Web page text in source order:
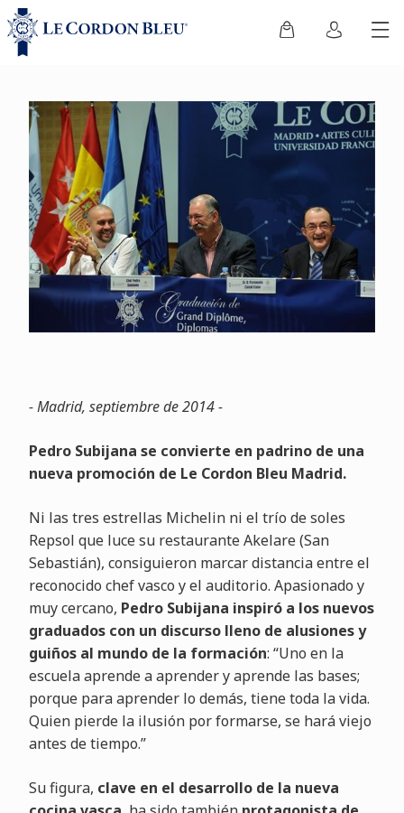
- Madrid, septiembre de 2014 -
Pedro Subijana se convierte en padrino de una
nueva promoción de Le Cordon Bleu Madrid.
Ni las tres estrellas Michelin ni el trío de soles
Repsol que luce su restaurante Akelare (San
Sebastián), consiguieron marcar distancia entre el
reconocido chef vasco y el auditorio. Apasionado y
muy cercano, Pedro Subijana inspiró a los nuevos
graduados con un discurso lleno de alusiones y
guiños al mundo de la formación: “Uno en la
escuela aprende a aprender y aprende las bases;
porque para aprender lo demás, tiene toda la vida.
Quien pierde la ilusión por formarse, se hará viejo
antes de tiempo.”
Su figura, clave en el desarrollo de la nueva